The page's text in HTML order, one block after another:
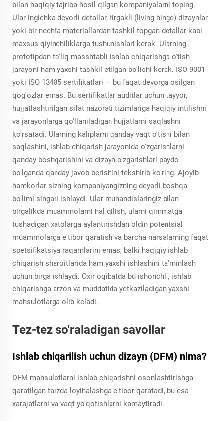
bilan haqiqiy tajriba hosil qilgan kompaniyalarni toping.
Ular ingichka devorli detallar, tirgakli (living hinge) dizaynlar
yoki bir nechta materiallardan tashkil topgan detallar kabi
maxsus qiyinchiliklarga tushunishlari kerak. Ularning
prototipdan to'liq masshtabli ishlab chiqarishga o'tish
jarayoni ham yaxshi tashkil etilgan bo'lishi kerak. ISO 9001
yoki ISO 13485 sertifikatlari — bu faqat devorga osilgan
qog'ozlar emas. Bu sertifikatlar auditlar uchun tayyor,
hujjatlashtirilgan sifat nazorati tizimlariga haqiqiy intilishni
va jarayonlarga qo'llaniladigan hujjatlarni saqlashni
ko'rsatadi. Ularning kalıplarni qanday vaqt o'tishi bilan
saqlashini, ishlab chiqarish jarayonida o'zgarishlarni
qanday boshqarishini va dizayn o'zgarishlari paydo
bo'lganda qanday javob berishini tekshirib ko'ring. Ajoyib
hamkorlar sizning kompaniyangizning deyarli boshqa
bo'limi singari ishlaydi. Ular muhandislaringiz bilan
birgalikda muammolarni hal qilish, ularni qimmatga
tushadigan xatolarga aylantirishdan oldin potentsial
muammolarga e'tibor qaratish va barcha narsalarning faqat
spetsifikatsiya raqamlarini emas, balki haqiqiy ishlab
chiqarish sharoitlarida ham yaxshi ishlashini ta'minlash
uchun birga ishlaydi. Oxir oqibatda bu ishonchli, ishlab
chiqarishga arzon va muddatida yetkaziladigan yaxshi
mahsulotlarga olib keladi.
Tez-tez so'raladigan savollar
Ishlab chiqarilish uchun dizayn (DFM) nima?
DFM mahsulotlarni ishlab chiqarishni osonlashtirishga
qaratilgan tarzda loyihalashga e'tibor qaratadi, bu esa
xarajatlarni va vaqt yo'qotishlarni kamaytiradi.